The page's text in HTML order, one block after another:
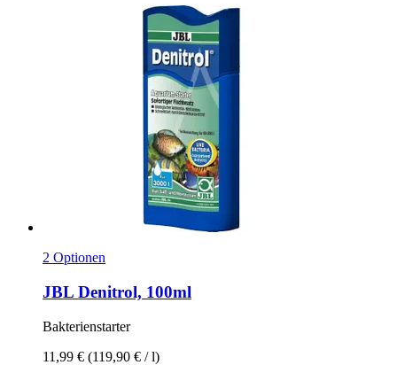
2 Optionen
JBL Denitrol, 100ml
Bakterienstarter
11,99 € (119,90 € / l)